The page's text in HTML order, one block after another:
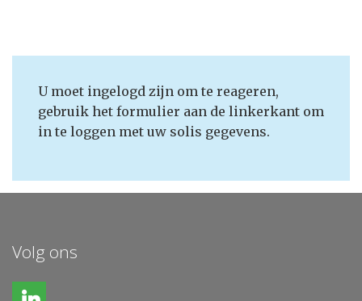
U moet ingelogd zijn om te reageren,
gebruik het formulier aan de linkerkant om
in te loggen met uw solis gegevens.
Volg ons